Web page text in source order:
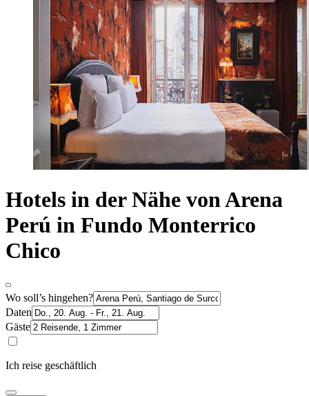
Hotels in der Nähe von Arena
Perú in Fundo Monterrico
Chico
Wo soll’s hingehen?
Daten
Gäste
Ich reise geschäftlich